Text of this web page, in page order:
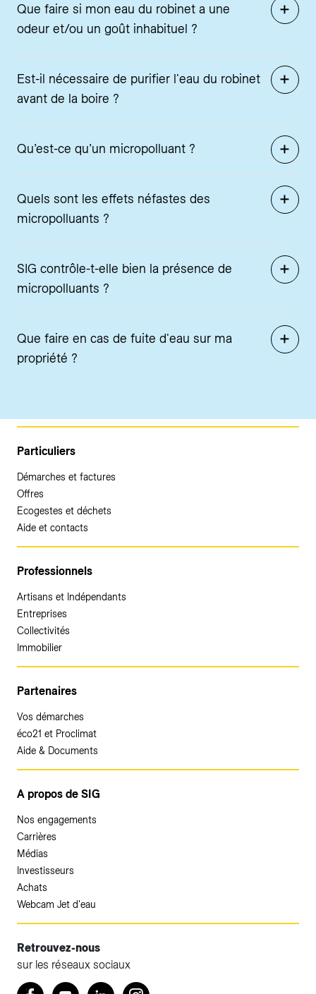
Que faire si mon eau du robinet a une
odeur et/ou un goût inhabituel ?
Est-il nécessaire de purifier l'eau du robinet
avant de la boire ?
Qu’est-ce qu’un micropolluant ?
Quels sont les effets néfastes des
micropolluants ?
SIG contrôle-t-elle bien la présence de
micropolluants ?
Que faire en cas de fuite d'eau sur ma
propriété ?
Particuliers
Démarches et factures
Offres
Ecogestes et déchets
Aide et contacts
Professionnels
Artisans et Indépendants
Entreprises
Collectivités
Immobilier
Partenaires
Vos démarches
éco21 et Proclimat
Aide & Documents
A propos de SIG
Nos engagements
Carrières
Médias
Investisseurs
Achats
Webcam Jet d'eau
Retrouvez-nous
sur les réseaux sociaux
Retrouvez nous sur Facebook
YoutubeLinkedInInstagram
Accéder à votre espace client SIG.